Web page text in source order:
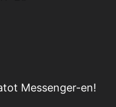
Messenger-en!